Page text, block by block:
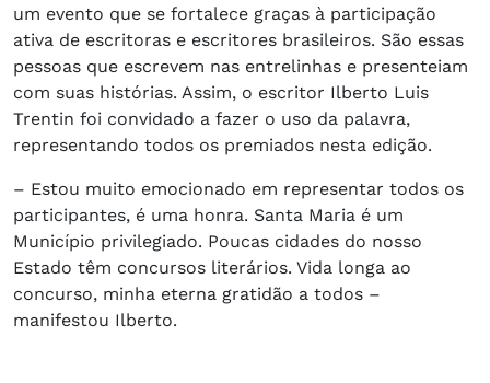
um evento que se fortalece graças à participação
ativa de escritoras e escritores brasileiros. São essas
pessoas que escrevem nas entrelinhas e presenteiam
com suas histórias. Assim, o escritor Ilberto Luis
Trentin foi convidado a fazer o uso da palavra,
representando todos os premiados nesta edição.
– Estou muito emocionado em representar todos os
participantes, é uma honra. Santa Maria é um
Município privilegiado. Poucas cidades do nosso
Estado têm concursos literários. Vida longa ao
concurso, minha eterna gratidão a todos –
manifestou Ilberto.